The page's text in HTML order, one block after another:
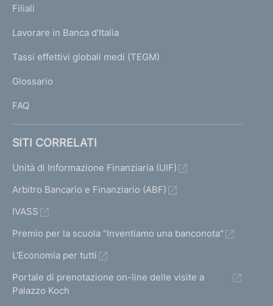
a
g
K
T
I
I
Filiali
Lavorare in Banca d'Italia
Tassi effettivi globali medi (TEGM)
Glossario
FAQ
SITI CORRELATI
Unità di Informazione Finanziaria (UIF)
Arbitro Bancario e Finanziario (ABF)
IVASS
Premio per la scuola "Inventiamo una banconota"
L'Economia per tutti
Portale di prenotazione on-line delle visite a
Palazzo Koch